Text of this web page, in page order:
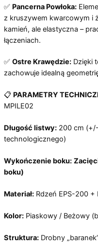
✅ Pancerna Powłoka:
z kruszywem kwarcowym i
kamień, ale elastyczna –
łączeniach.
✅ Ostre Krawędzie: Dzięki
zachowuje idealną
📋 PARAMETRY
MPILE02
Długość listwy: 200 cm
technologicznego)
Wykończenie boku:
boku)
Materiał: Rdzeń EPS-200 +
Kolor: Piaskowy / Beżowy
Struktura: Drobny